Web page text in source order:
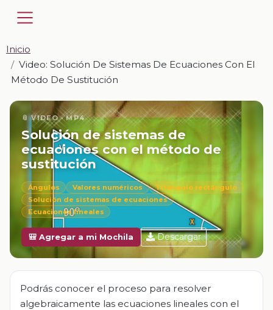
Inicio
Video: Solución De Sistemas De Ecuaciones Con El
Método De Sustitución
📎 VIDEO · MP4
Solución de sistemas de
ecuaciones con el método de
sustitución
Ángulos Valores numéricos
Triángulo rectángulo
Solución de sistemas de ecuaciones
Ecuaciones lineales
🎒 Agregar a mi Mochila Descargar
Podrás conocer el proceso para resolver
algebraicamente las ecuaciones lineales con el